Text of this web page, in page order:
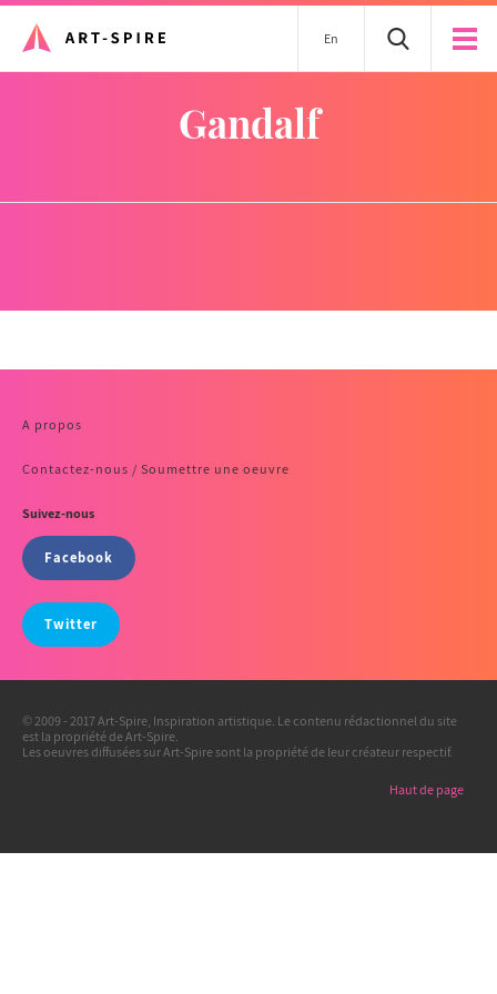
En
gandalf
A propos
Contactez-nous / Soumettre une oeuvre
Suivez-nous
Facebook
Twitter
© 2009 - 2017 Art-Spire, Inspiration artistique. Le contenu rédactionnel du site
est la propriété de Art-Spire.
Les oeuvres diffusées sur Art-Spire sont la propriété de leur créateur respectif.
Haut de page